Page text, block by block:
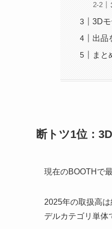
3D
出品
まと
断トツ1位：
現在のBOOTHで
2025年の取扱高は
デルカテゴリ単体